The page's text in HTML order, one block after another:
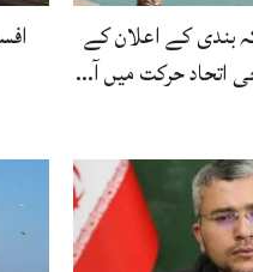
بندی کے اعلان کے
اتحاد حرکت میں آ…